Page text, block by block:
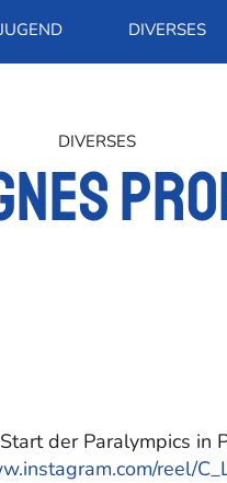
JUGEND DIVERSES
DIVERSES
der Paralympics in
reel/